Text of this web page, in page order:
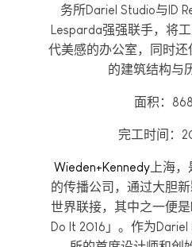
务所Dariel Studio与ID
Lesparda强强联手，将
代美感的办公室，同时
的建筑结构与
面积：
完工时间：
Wieden+Kennedy上海，
的传播公司，通过大胆
世界联接，其中之一便
Do It 2016」。作为